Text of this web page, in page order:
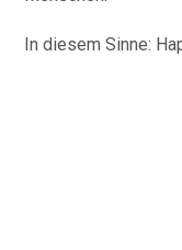
In diesem Sinne: